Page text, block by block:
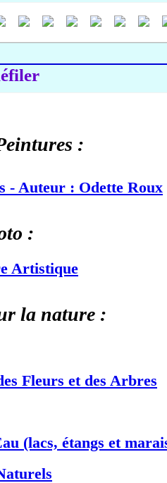
:
- Auteur : Odette Roux
:
Artistique
la nature :
Fleurs et des Arbres
(lacs, étangs et